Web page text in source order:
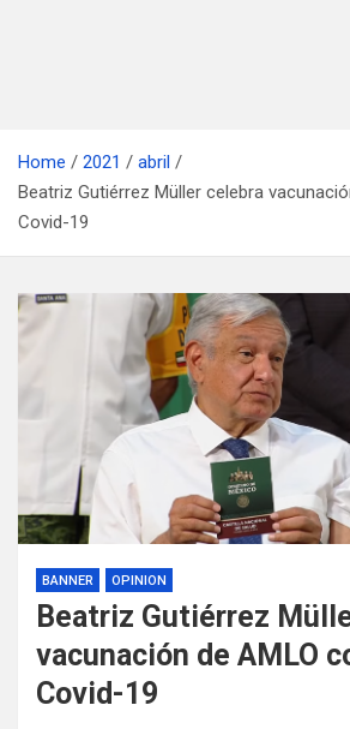
Home 2021
abril
Beatriz Gutiérrez Müller celebra
Covid-19
BANNER OPINION
Beatriz Gutiérrez
vacunación de AMLO
Covid-19